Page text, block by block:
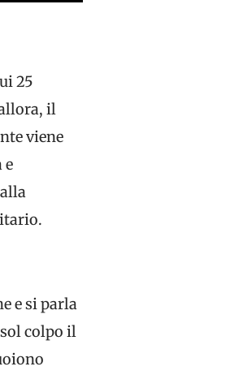
25
il
viene
e
e si parla
colpo il